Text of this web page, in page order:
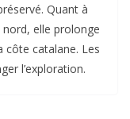
Quant à
elle prolonge
côte catalane. Les
l’exploration.